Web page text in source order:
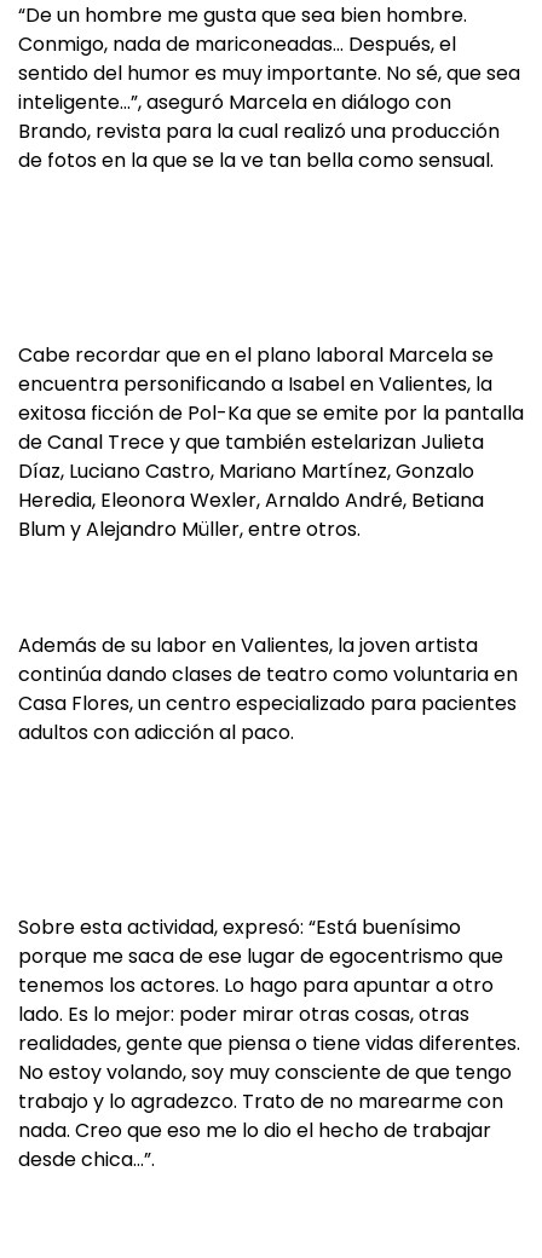
“De un hombre me gusta que sea bien hombre.
Conmigo, nada de mariconeadas… Después, el
sentido del humor es muy importante. No sé, que sea
inteligente…”, aseguró Marcela en diálogo con
Brando, revista para la cual realizó una producción
de fotos en la que se la ve tan bella como sensual.
Cabe recordar que en el plano laboral Marcela se
encuentra personificando a Isabel en Valientes, la
exitosa ficción de Pol-Ka que se emite por la pantalla
de Canal Trece y que también estelarizan Julieta
Díaz, Luciano Castro, Mariano Martínez, Gonzalo
Heredia, Eleonora Wexler, Arnaldo André, Betiana
Blum y Alejandro Müller, entre otros.
Además de su labor en Valientes, la joven artista
continúa dando clases de teatro como voluntaria en
Casa Flores, un centro especializado para pacientes
adultos con adicción al paco.
Sobre esta actividad, expresó: “Está buenísimo
porque me saca de ese lugar de egocentrismo que
tenemos los actores. Lo hago para apuntar a otro
lado. Es lo mejor: poder mirar otras cosas, otras
realidades, gente que piensa o tiene vidas diferentes.
No estoy volando, soy muy consciente de que tengo
trabajo y lo agradezco. Trato de no marearme con
nada. Creo que eso me lo dio el hecho de trabajar
desde chica…”.